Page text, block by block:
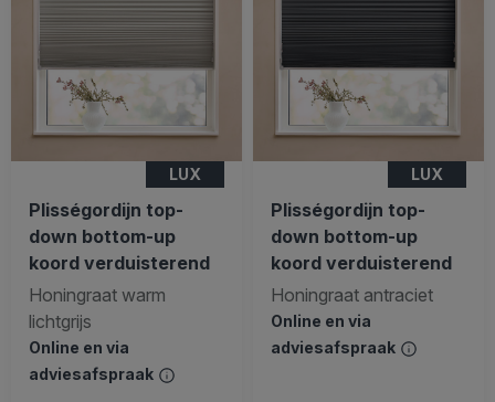
LUX
Plisségordijn top-
down bottom-up
koord verduisterend
Honingraat warm
lichtgrijs
Online en via
adviesafspraak
LUX
Plisségordijn top-
down bottom-up
koord verduisterend
Honingraat antraciet
Online en via
adviesafspraak